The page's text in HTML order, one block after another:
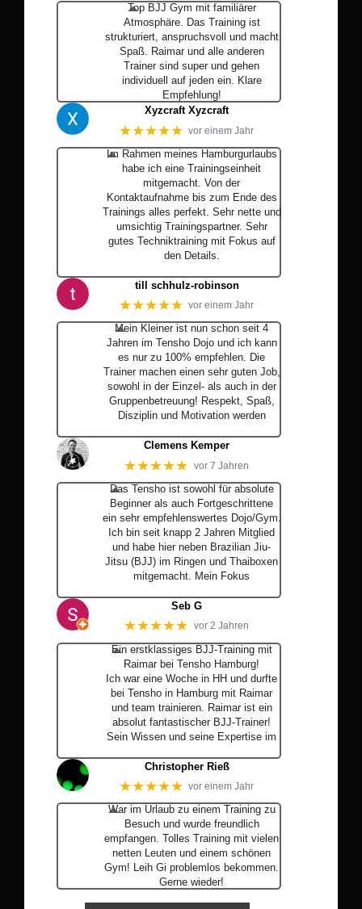
Top BJJ Gym mit familiärer
Atmosphäre. Das Training ist
strukturiert, anspruchsvoll und macht
Spaß. Raimar und alle anderen
Trainer sind super und gehen
individuell auf jeden ein. Klare
Empfehlung!
Xyzcraft Xyzcraft
★★★★★ vor einem Jahr
Im Rahmen meines Hamburgurlaubs
habe ich eine Trainingseinheit
mitgemacht. Von der
Kontaktaufnahme bis zum Ende des
Trainings alles perfekt. Sehr nette und
umsichtig Trainingspartner. Sehr
gutes Techniktraining mit Fokus auf
den Details.
till schhulz-robinson
★★★★★ vor einem Jahr
Mein Kleiner ist nun schon seit 4
Jahren im Tensho Dojo und ich kann
es nur zu 100% empfehlen. Die
Trainer machen einen sehr guten Job,
sowohl in der Einzel- als auch in der
Gruppenbetreuung! Respekt, Spaß,
Disziplin und Motivation werden
Clemens Kemper
★★★★★ vor 7 Jahren
Das Tensho ist sowohl für absolute
Beginner als auch Fortgeschrittene
ein sehr empfehlenswertes Dojo/Gym.
Ich bin seit knapp 2 Jahren Mitglied
und habe hier neben Brazilian Jiu-
Jitsu (BJJ) im Ringen und Thaiboxen
mitgemacht. Mein Fokus
Seb G
★★★★★ vor 2 Jahren
Ein erstklassiges BJJ-Training mit
Raimar bei Tensho Hamburg!
Ich war eine Woche in HH und durfte
bei Tensho in Hamburg mit Raimar
und team trainieren. Raimar ist ein
absolut fantastischer BJJ-Trainer!
Sein Wissen und seine Expertise im
Christopher Rieß
★★★★★ vor einem Jahr
War im Urlaub zu einem Training zu
Besuch und wurde freundlich
empfangen. Tolles Training mit vielen
netten Leuten und einem schönen
Gym! Leih Gi problemlos bekommen.
Gerne wieder!